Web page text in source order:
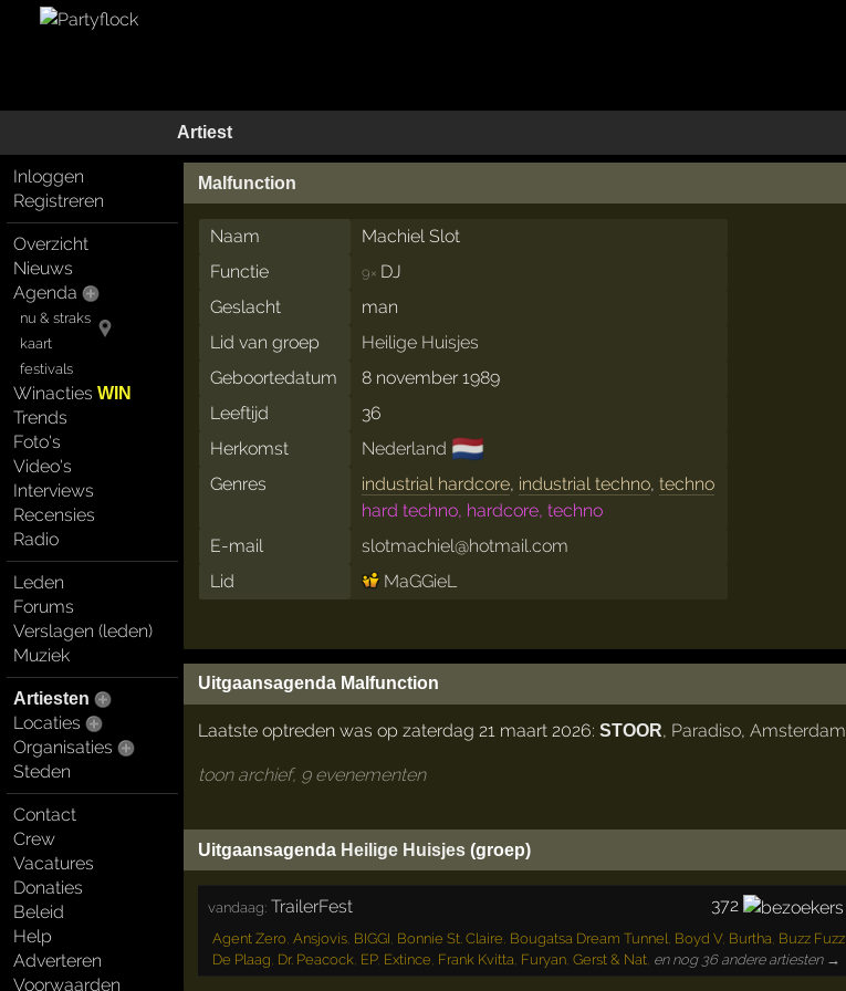
Artiest
Inloggen
Registreren
Overzicht
Nieuws
Agenda
nu & straks
kaart
festivals
WinactiesWIN
Trends
Foto's
Video's
Interviews
Recensies
Radio
Leden
Forums
Verslagen (leden)
Muziek
Artiesten
Locaties
Organisaties
Steden
Contact
Crew
Vacatures
Donaties
Beleid
Help
Adverteren
Voorwaarden
Malfunction
Naam
Machiel Slot
Functie
9× DJ
Geslacht
man
Lid van groep
Heilige Huisjes
Geboortedatum
8 november 1989
Leeftijd
36
Herkomst
Nederland 🇳🇱
Genres industrial hardcore, industrial techno,techno
hard techno, hardcore, techno
E-mail
slotmachiel@hotmail.com
Lid
MaGGieL
Uitgaansagenda Malfunction
Laatste optreden was op zaterdag 21 maart 2026: STOOR, Paradiso, Amsterdam
toon archief, 9 evenementen
Uitgaansagenda Heilige Huisjes(groep)
vandaag: TrailerFest 372
Agent Zero Ansjovis, BIGGI Bonnie St. Claire Bougatsa Dream Tunnel Boyd V, Burtha Buzz Fuzz,
De Plaag Dr. Peacock EP, Extince Frank Kvitta Furyan, Gerst & Nat, en nog 36 andere artiesten →